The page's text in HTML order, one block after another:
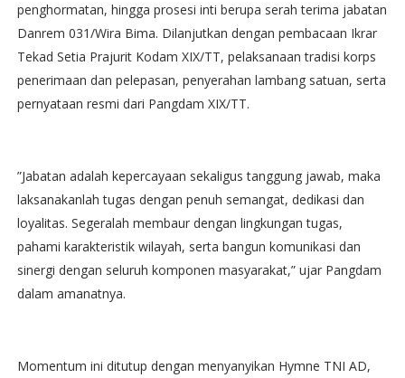
penghormatan, hingga prosesi inti berupa serah terima jabatan
Danrem 031/Wira Bima. Dilanjutkan dengan pembacaan Ikrar
Tekad Setia Prajurit Kodam XIX/TT, pelaksanaan tradisi korps
penerimaan dan pelepasan, penyerahan lambang satuan, serta
pernyataan resmi dari Pangdam XIX/TT.
‎”Jabatan adalah kepercayaan sekaligus tanggung jawab, maka
laksanakanlah tugas dengan penuh semangat, dedikasi dan
loyalitas. Segeralah membaur dengan lingkungan tugas,
pahami karakteristik wilayah, serta bangun komunikasi dan
sinergi dengan seluruh komponen masyarakat,” ujar Pangdam
dalam amanatnya.
Momentum ini ditutup dengan menyanyikan Hymne TNI AD,